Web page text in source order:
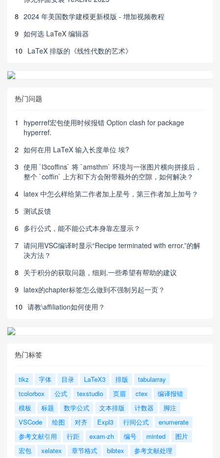
8 2024 年美国数学建模更新模版 - 增加视频教程
9 如何选 LaTeX 编辑器
10 LaTeX 排版的《线性代数的艺术》
热门问题
1
hyperref宏包使用时候报错 Option clash for package
hyperref.
2 如何在用 LaTeX 输入长度单位 埃?
3 使用 `l3coffins` 将 `amsthm` 环境与一张图片横向拼接后，
整个 `coffin` 上方和下方会附带额外的空隙，如何解决？
4 latex 中怎么样给第二作者加上星号，第三作者加上加号？
5 测试反馈
6 多行公式，能不能公式本身靠左显示？
7 请问用VSC编译时显示“Recipe terminated with error.”的解
决方法？
8 关于积分的获取问题，细则.一些希望有帮助的建议
9 latex的chapter标签怎么做到不强制另起一页？
10 请教\affiliation如何使用？
热门标签
tikz 字体 目录 LaTeX3 排版
tabularray
tcolorbox
公式 texstudio 页眉 ctex
编译报错
模板
标题 数学公式 文本排版 计数器
脚注
VSCode
绘图 对齐 Expl3 行间公式
enumerate
参考文献引用
行距 exam-zh 编号 minted
图片
宏包
xelatex 章节格式 bibtex
参考文献处理